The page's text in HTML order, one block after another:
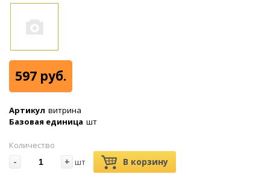
597 руб.
Артикул витрина
Базовая единица шт
Количество
- + шт В корзину